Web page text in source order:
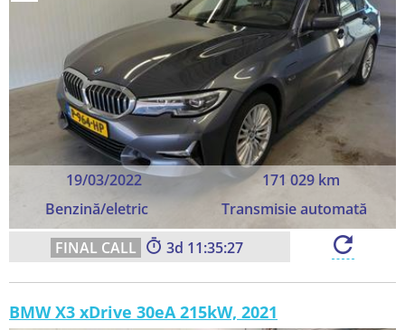
19/03/2022
171 029 km
Benzină/eletric
Transmisie automată
3 11:35:25
BMW X3 xDrive 30eA 215kW, 2021